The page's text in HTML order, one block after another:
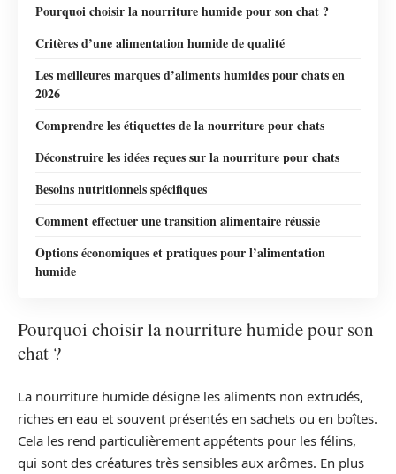
Pourquoi choisir la nourriture humide pour son chat ?
Critères d’une alimentation humide de qualité
Les meilleures marques d’aliments humides pour chats en
2026
Comprendre les étiquettes de la nourriture pour chats
Déconstruire les idées reçues sur la nourriture pour chats
Besoins nutritionnels spécifiques
Comment effectuer une transition alimentaire réussie
Options économiques et pratiques pour l’alimentation
humide
Pourquoi choisir la nourriture humide pour son
chat ?
La nourriture humide désigne les aliments non extrudés,
riches en eau et souvent présentés en sachets ou en boîtes.
Cela les rend particulièrement appétents pour les félins,
qui sont des créatures très sensibles aux arômes. En plus